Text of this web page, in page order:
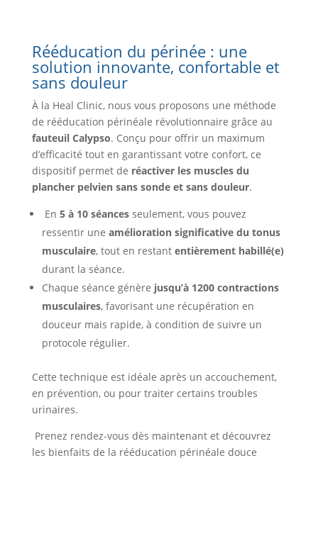
Rééducation du périnée : une
solution innovante, confortable et
sans douleur
À la Heal Clinic, nous vous proposons une méthode
de rééducation périnéale révolutionnaire grâce au
fauteuil Calypso. Conçu pour offrir un maximum
d’efficacité tout en garantissant votre confort, ce
dispositif permet de réactiver les muscles du
plancher pelvien sans sonde et sans douleur.
En 5 à 10 séancesseulement, vous pouvez
ressentir une amélioration significative du tonus
musculaire, tout en restant entièrement habillé(e)
durant la séance.
Chaque séance génère jusqu’à 1200 contractions
musculaires, favorisant une récupération en
douceur mais rapide, à condition de suivre un
protocole régulier.
Cette technique est idéale après un accouchement,
en prévention, ou pour traiter certains troubles
urinaires.
Prenez rendez-vous dès maintenant et découvrez
les bienfaits de la rééducation périnéale douce